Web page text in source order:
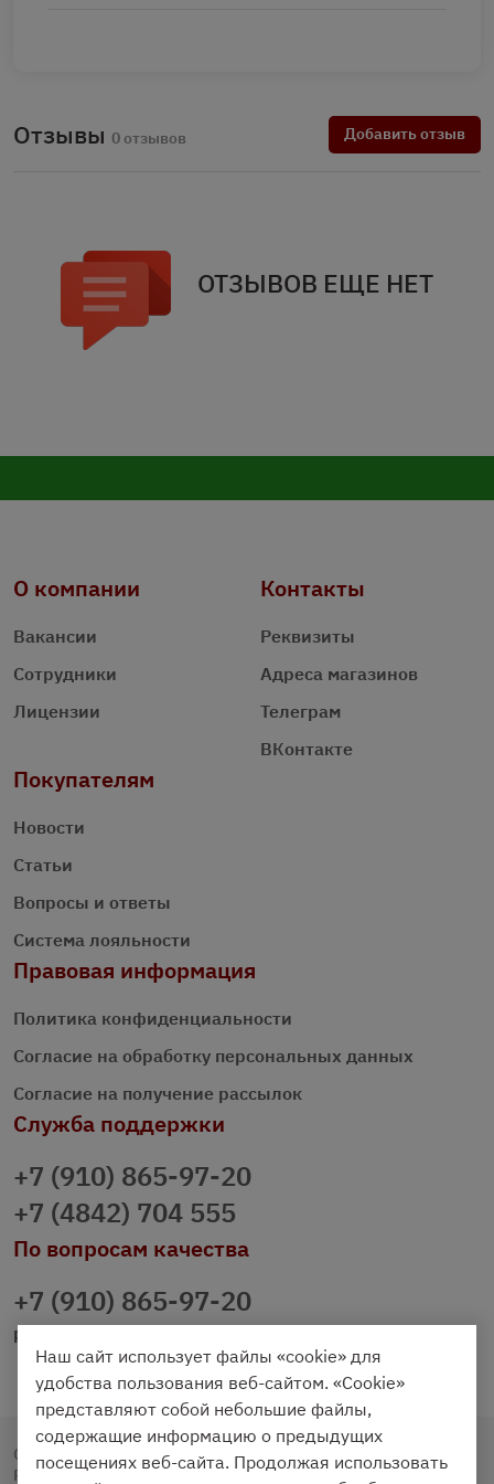
Отзывы 0 отзывов Добавить отзыв
ОТЗЫВОВ ЕЩЕ НЕТ
О компании
Вакансии
Сотрудники
Лицензии
Контакты
Реквизиты
Адреса магазинов
Телеграм
ВКонтакте
Покупателям
Новости
Статьи
Вопросы и ответы
Система лояльности
Правовая информация
Политика конфиденциальности
Согласие на обработку персональных данных
Согласие на получение рассылок
Служба поддержки
+7 (910) 865-97-20
+7 (4842) 704 555
По вопросам качества
+7 (910) 865-97-20
prazdnichniy40@palmi.ru
Copyright © 2020 - 2026. Праздничный Стол.
Разработка и продвижение - Vegas Studio
Наш сайт использует файлы «cookie» для
удобства пользования веб-сайтом. «Cookie»
представляют собой небольшие файлы,
содержащие информацию о предыдущих
посещениях веб-сайта. Продолжая использовать